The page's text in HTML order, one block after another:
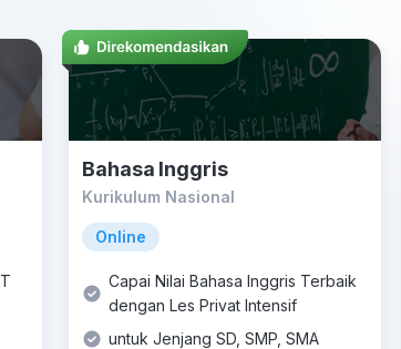
Bahasa Inggris
Kurikulum Nasional
Online
Capai Nilai Bahasa Inggris Terbaik
dengan Les Privat Intensif
untuk Jenjang SD, SMP, SMA